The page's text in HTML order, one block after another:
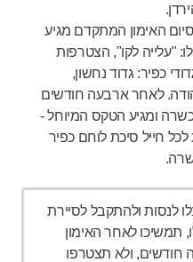
האימון המתקדם מגיע
"עלייה לקו", הצטרפות
כפיר: גדוד נחשון,
לאחר ארבעה חודשים
ומגיע הטקס המיוחל -
חייל סיכת לוחם כפיר
לנסות ולהתקבל לסיירת
תמשיכו לאחר האימון
חודשים, ולא תצטרפו